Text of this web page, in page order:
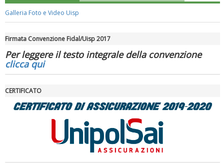
Luglio 2026: "Pensando con i piedi, si possono fare le
Galleria Foto e Video Uisp
Firmata Convenzione Fidal/Uisp 2017
Per leggere il testo integrale della convenzione
clicca qui
CERTIFICATO